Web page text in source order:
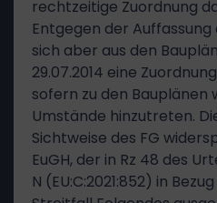
rechtzeitige Zuordnung
Entgegen der Auffassung
sich aber aus den
29.07.2014 eine
sofern zu den Bauplänen
Umstände hinzutreten.
Sichtweise des FG
EuGH, der in Rz 48 des
N (EU:C:2021:852) in